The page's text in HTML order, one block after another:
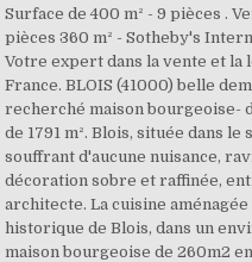
Surface de 400 m² - 9 pièces .
pièces 360 m² - Sotheby's
Votre expert dans la vente et
France. BLOIS (41000) belle
recherché maison bourgeoise-
de 1791 m². Blois, située dans
souffrant d'aucune nuisance,
décoration sobre et raffinée,
architecte. La cuisine
historique de Blois, dans un
maison bourgeoise de 260m2